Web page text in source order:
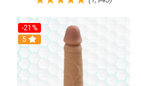
-21%
Hot
5